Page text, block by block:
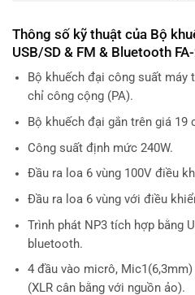
Thông số kỹ thuật của Bộ
USB/SD & FM & Bluetooth
Bộ khuếch đại công suất máy
chỉ công cộng (PA).
Bộ khuếch đại gắn trên giá 19
Công suất định mức 240W.
Đầu ra loa 6 vùng 100V điều
Đầu ra loa 6 vùng với điều
Trình phát NP3 tích hợp bằng
bluetooth.
4 đầu vào micrô,
(XLR cân bằng với nguồn ảo).